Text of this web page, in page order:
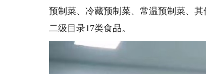
预制菜、冷藏预制菜、常温预制菜、
二级目录17类食品。